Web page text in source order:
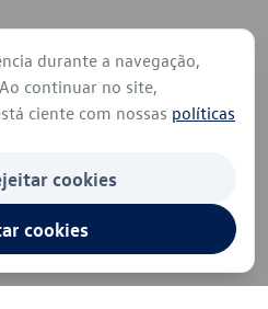
durante a navegação,
continuar no site,
ciente com nossas políticas
cookies
cookies